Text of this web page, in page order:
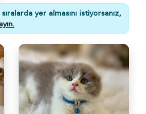
yer almasını istiyorsanız,